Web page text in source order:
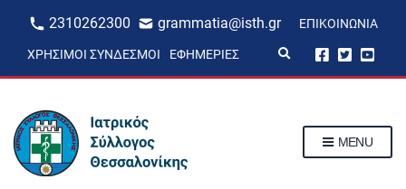
2310262300 grammatia@isth.gr ΕΠΙΚΟΙΝΩΝΊΑ
ΧΡΉΣΙΜΟΙ ΣΎΝΔΕΣΜΟΙ ΕΦΗΜΕΡΊΕΣ
p
MENU